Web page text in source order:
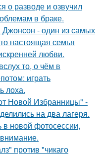
о разводе и озвучил
в браке.
Джонсон - один из самых
настоящая семья
любви.
то, о чём в
играть
лоха.
Новой Избранницы" -
на два лагеря.
новой фотосессии,
против "чикаго